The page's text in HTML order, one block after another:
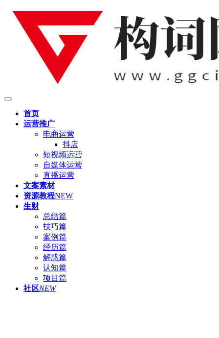
首页
运营推广
电商运营
抖店
短视频运营
自媒体运营
直播运营
文案素材
资源教程NEW
生财
总结篇
技巧篇
案例篇
经历篇
解惑篇
认知篇
项目篇
社区NEW